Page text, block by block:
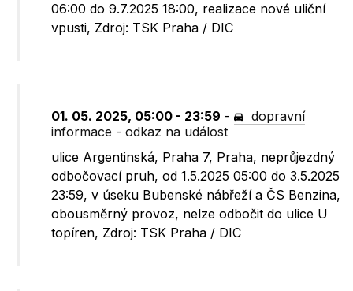
06:00 do 9.7.2025 18:00, realizace nové uliční
vpusti, Zdroj: TSK Praha / DIC
01. 05. 2025, 05:00 - 23:59 -
dopravní
informace -odkaz na událost
ulice Argentinská, Praha 7, Praha, neprůjezdný
odbočovací pruh, od 1.5.2025 05:00 do 3.5.2025
23:59, v úseku Bubenské nábřeží a ČS Benzina,
obousměrný provoz, nelze odbočit do ulice U
topíren, Zdroj: TSK Praha / DIC